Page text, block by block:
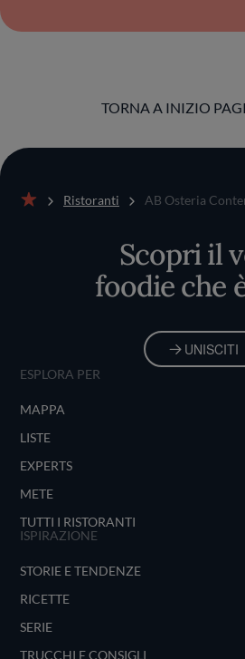
TORNA A INIZIO
Ristoranti AB Osteria
Scopri il
foodie che
UNISCITI
ESPLORA PER
MAPPA
LISTE
EXPERTS
METE
TUTTI I RISTORANTI
ISPIRAZIONE
STORIE E TENDENZE
RICETTE
SERIE
TRUCCHI E CONSIGLI